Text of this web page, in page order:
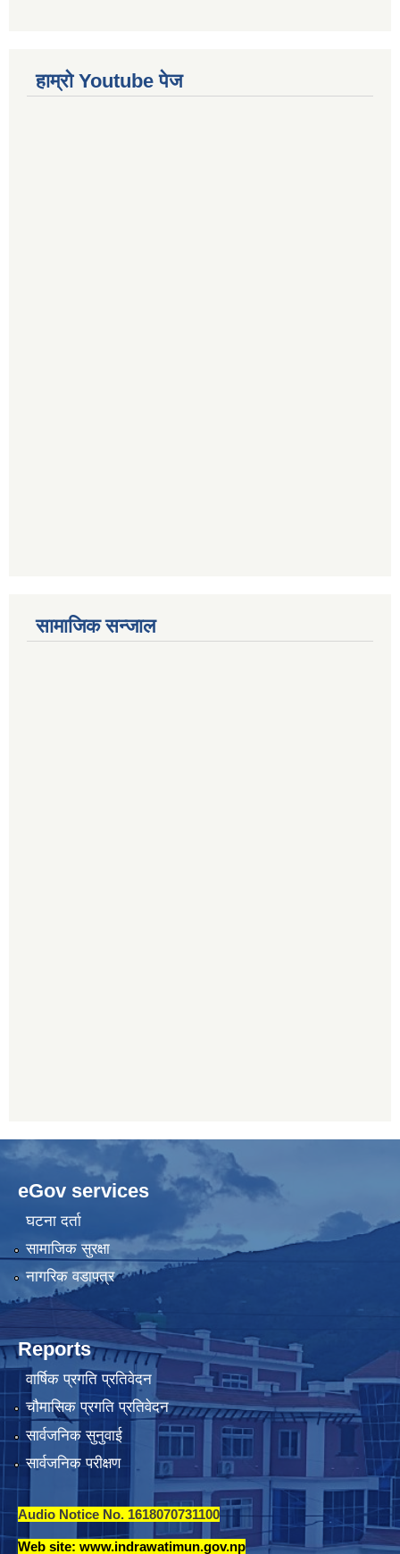
हाम्राे Youtube पेज
सामाजिक सन्जाल
eGov services
घटना दर्ता
सामाजिक सुरक्षा
नागरिक वडापत्र
Reports
वार्षिक प्रगति प्रतिवेदन
चौमासिक प्रगति प्रतिवेदन
सार्वजनिक सुनुवाई
सार्वजनिक परीक्षण
Audio Notice No. 1618070731100
Web site: www.indrawatimun.gov.np